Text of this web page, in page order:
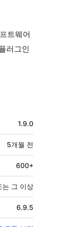
트웨어
러그인
1.9.0
5개월 전
600+
는 그 이상
6.9.5